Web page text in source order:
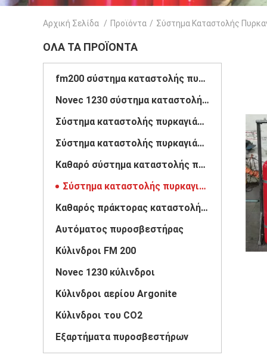
Αρχική Σελίδα / Προϊόντα / Σύστημα Καταστολής
ΌΛΑ ΤΑ ΠΡΟΪΌΝΤΑ
fm200 σύστημα καταστολής πυρκαγιάς
Novec 1230 σύστημα καταστολής πυρκαγιάς
Σύστημα καταστολής πυρκαγιάς αδρανούς αερίου
Σύστημα καταστολής πυρκαγιάς στην κουζίνα
Καθαρό σύστημα καταστολής πυρκαγιάς πρακτόρων
Σύστημα καταστολής πυρκαγιάς του CO2
Καθαρός πράκτορας καταστολής πυρκαγιάς
Αυτόματος πυροσβεστήρας
Κύλινδροι FM 200
Novec 1230 κύλινδροι
Κύλινδροι αερίου Argonite
Κύλινδροι του CO2
Εξαρτήματα πυροσβεστήρων